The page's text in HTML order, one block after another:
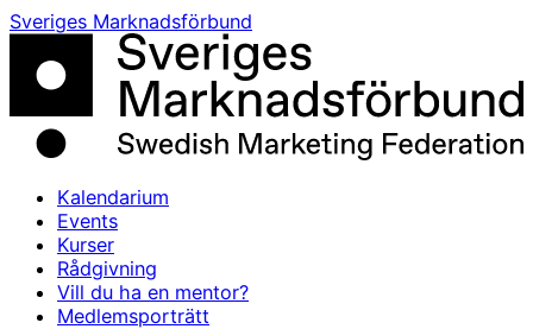
Skip
content
Sveriges Marknadsförbund
Kalendarium
Events
Kurser
Rådgivning
Vill du ha en mentor?
Medlemsporträtt